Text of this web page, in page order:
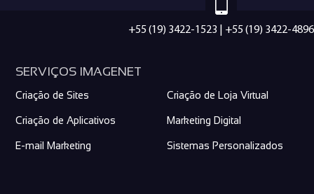
+55 (19) 3422-1523 | +55 (19) 3422-4896
SERVIÇOS IMAGENET
Criação de Sites Criação de Loja Virtual
Criação de Aplicativos Marketing Digital
E-mail Marketing Sistemas Personalizados